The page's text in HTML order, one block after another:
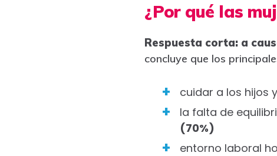
¿Por qué las
Respuesta corta: a
concluye que los
cuidar a los hijos
la falta de
(70%)
entorno laboral